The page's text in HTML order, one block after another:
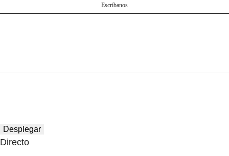
Escríbanos
Desplegar
Directo